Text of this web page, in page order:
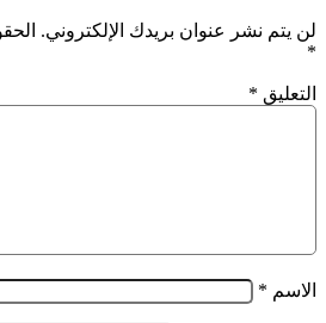
لن يتم نشر عنوان بريدك الإلكتروني.
*
التعليق *
الاسم *